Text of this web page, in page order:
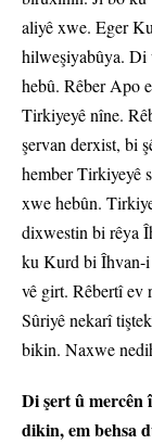
aliyê xwe. Eger
hilweşiyabûya. Di
hebû. Rêber Apo
Tirkiyeyê nîne.
şervan derxist, bi
hember Tirkiyeyê
xwe hebûn.
dixwestin bi rêya
ku Kurd bi Îhvan-
vê girt. Rêbertî ev
Sûriyê nekarî
bikin. Naxwe
Di şert û mercên
dikin, em behsa